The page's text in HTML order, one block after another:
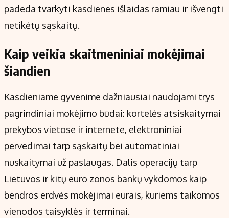
padeda tvarkyti kasdienes išlaidas ramiau ir išvengti
netikėtų sąskaitų.
Kaip veikia skaitmeniniai mokėjimai
šiandien
Kasdieniame gyvenime dažniausiai naudojami trys
pagrindiniai mokėjimo būdai: kortelės atsiskaitymai
prekybos vietose ir internete, elektroniniai
pervedimai tarp sąskaitų bei automatiniai
nuskaitymai už paslaugas. Dalis operacijų tarp
Lietuvos ir kitų euro zonos bankų vykdomos kaip
bendros erdvės mokėjimai eurais, kuriems taikomos
vienodos taisyklės ir terminai.